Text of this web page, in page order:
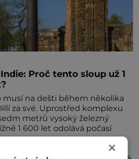
Proč tento sloup už 1
musí na dešti během několika
za své. Uprostřed komplexu
metrů vysoký železný
1 600 let odolává počasí
×